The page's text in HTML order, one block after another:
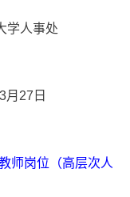
事处
日
师岗位（高层次人